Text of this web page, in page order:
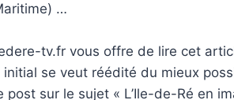
…
tv.fr vous offre de lire cet
initial se veut réédité du mieux
post sur le sujet « L’Ile-de-Ré en